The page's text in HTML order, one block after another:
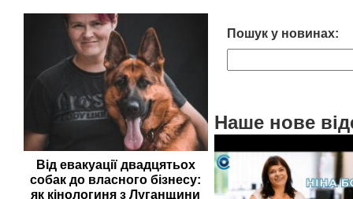
Від евакуації двадцятьох
собак до власного бізнесу:
як кінологиня з Луганщини
Пошук у новинах:
Наше нове